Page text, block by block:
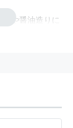
酒や醤油造りに